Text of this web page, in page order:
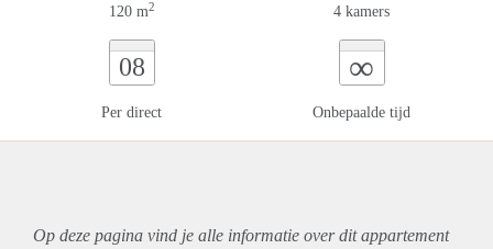
120 m2 4 kamers
08
Per direct
∞
Onbepaalde tijd
Op deze pagina vind je alle informatie over ditappartement